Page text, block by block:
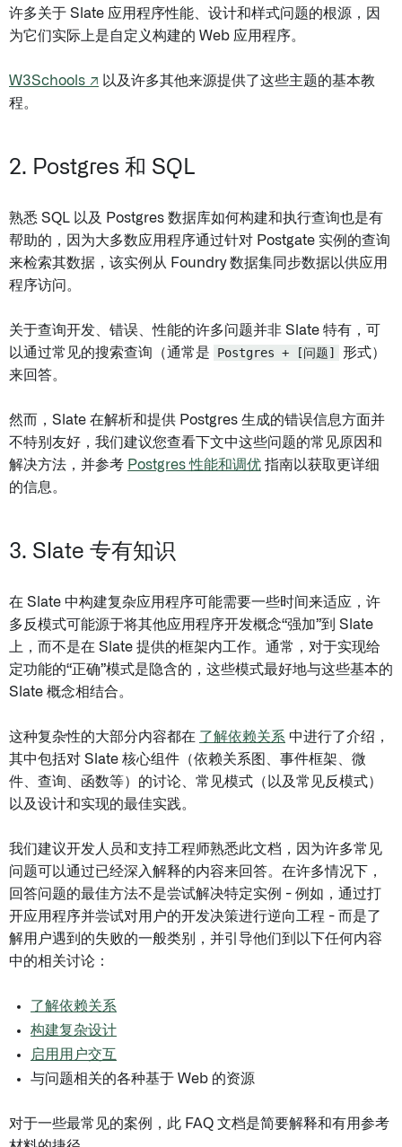
许多关于 Slate 应用程序性能、设计和样式问题的根源，因
为它们实际上是自定义构建的 Web 应用程序。
W3Schools ↗ 以及许多其他来源提供了这些主题的基本教
程。
2. Postgres 和 SQL
熟悉 SQL 以及 Postgres 数据库如何构建和执行查询也是有
帮助的，因为大多数应用程序通过针对 Postgate 实例的查询
来检索其数据，该实例从 Foundry 数据集同步数据以供应用
程序访问。
关于查询开发、错误、性能的许多问题并非 Slate 特有，可
以通过常见的搜索查询（通常是
Postgres + [问题]
形式）
来回答。
然而，Slate 在解析和提供 Postgres 生成的错误信息方面并
不特别友好，我们建议您查看下文中这些问题的常见原因和
解决方法，并参考 Postgres 性能和调优 指南以获取更详细
的信息。
3. Slate 专有知识
在 Slate 中构建复杂应用程序可能需要一些时间来适应，许
多反模式可能源于将其他应用程序开发概念“强加”到 Slate
上，而不是在 Slate 提供的框架内工作。通常，对于实现给
定功能的“正确”模式是隐含的，这些模式最好地与这些基本的
Slate 概念相结合。
这种复杂性的大部分内容都在 了解依赖关系 中进行了介绍，
其中包括对 Slate 核心组件（依赖关系图、事件框架、微
件、查询、函数等）的讨论、常见模式（以及常见反模式）
以及设计和实现的最佳实践。
我们建议开发人员和支持工程师熟悉此文档，因为许多常见
问题可以通过已经深入解释的内容来回答。在许多情况下，
回答问题的最佳方法不是尝试解决特定实例 - 例如，通过打
开应用程序并尝试对用户的开发决策进行逆向工程 - 而是了
解用户遇到的失败的一般类别，并引导他们到以下任何内容
中的相关讨论：
了解依赖关系
构建复杂设计
启用用户交互
与问题相关的各种基于 Web 的资源
对于一些最常见的案例，此 FAQ 文档是简要解释和有用参考